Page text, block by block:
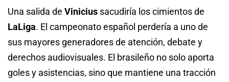
Una salida de Vinicius sacudiría los cimientos de
LaLiga. El campeonato español perdería a uno de
sus mayores generadores de atención, debate y
derechos audiovisuales. El brasileño no solo aporta
goles y asistencias, sino que mantiene una tracción